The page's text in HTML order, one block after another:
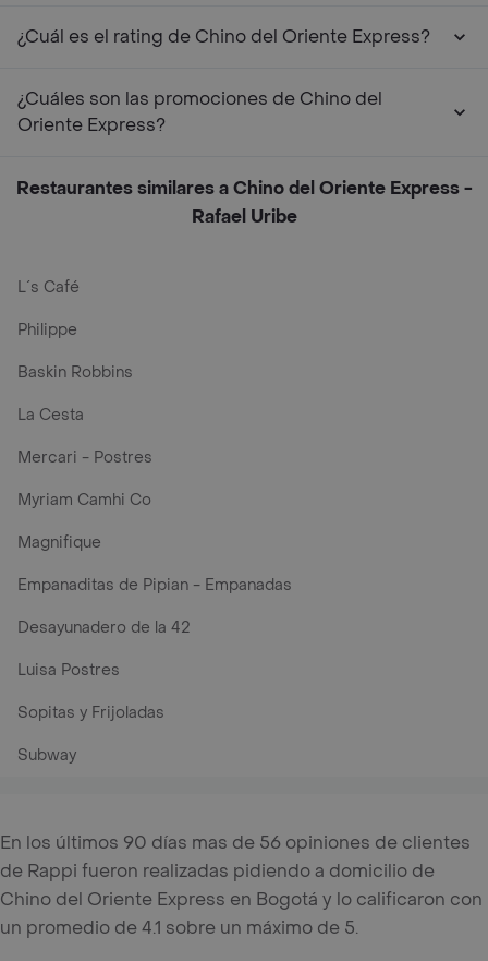
¿Cuál es el rating de Chino del Oriente Express?
¿Cuáles son las promociones de Chino del
Oriente Express?
Restaurantes similares a Chino del Oriente Express -
Rafael Uribe
L´s Café
Philippe
Baskin Robbins
La Cesta
Mercari - Postres
Myriam Camhi Co
Magnifique
Empanaditas de Pipian - Empanadas
Desayunadero de la 42
Luisa Postres
Sopitas y Frijoladas
Subway
En los últimos 90 días mas de 56 opiniones de clientes
de Rappi fueron realizadas pidiendo a domicilio de
Chino del Oriente Express en Bogotá y lo calificaron con
un promedio de 4.1 sobre un máximo de 5.